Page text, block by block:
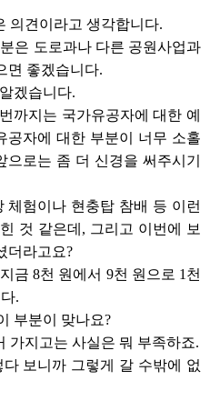
의견이라고 생각합니다.
은 도로과나 다른 공원사업과
면 좋겠습니다.
겠습니다.
까지는 국가유공자에 대한 예
공자에 대한 부분이 너무 소홀
로는 좀 더 신경을 써주시기
체험이나 현충탑 참배 등 이런
것 같은데, 그리고 이번에 보
더라고요?
금 8천 원에서 9천 원으로 1천
.
부분이 맞나요?
가지고는 사실은 뭐 부족하죠.
보니까 그렇게 갈 수밖에 없